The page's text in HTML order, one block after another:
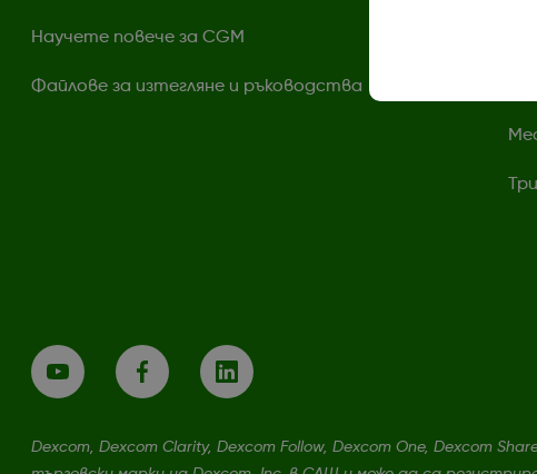
Научете повече за CGM
Файлове за изтегляне и ръководства
Dexcom, Dexcom Clarity, Dexcom Follow, Dexcom One, Dexcom